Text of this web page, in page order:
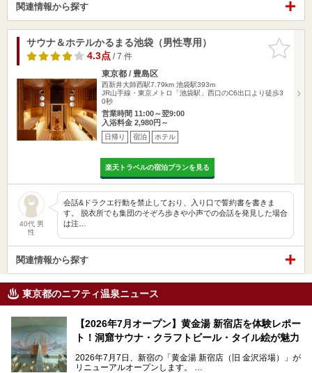
関連情報から探す
お気に入
りに追加
サウナ＆ホテルかるまる池袋（男性専用）
4.3点/ 7 件
東京都 / 豊島区
西新井大師西駅7.79km 池袋駅393m
JR山手線・東京メトロ「池袋駅」西口のC6出口より徒歩3
0秒
営業時間 11:00～翌9:00
入浴料金 2,980円～
日帰り 宿泊 ホテル
楽天トラベルの宿泊プランを見る
40代 男
性
会話&ドラクエ行動を禁止しており、入り口で誓約書を書きま
す。 脱衣所でも集団のそぞろ歩きや小声での会話を発見した場合
は注…
関連情報から探す
東京都のニフティ温泉ニュース
【2026年7月オープン】黄金湯 新宿店を体験レポー
ト！洞窟サウナ・クラフトビール・タイル絵が魅力
2026年7月7日、新宿の「黄金湯 新宿店（旧 金沢浴場）」が
リニューアルオープンします。